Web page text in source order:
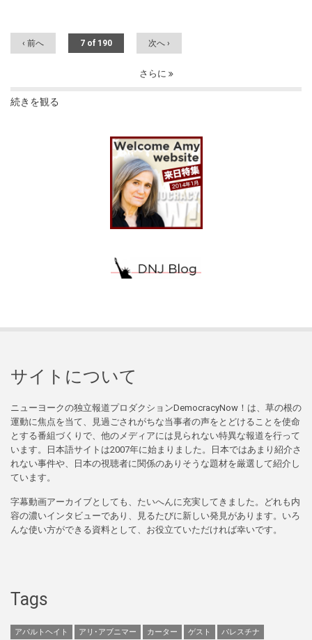
‹ 前へ 7 of 190 次へ ›
さらに
続きを観る
サイトについて
ニューヨークの独立報道プロダクションDemocracyNow！は、草の根の
運動に焦点を当て、見過ごされがちな当事者の声をとどけることを使命
とする番組づくりで、他のメディアには見られない特異な報道を行って
います。日本語サイトは2007年に始まりました。日本ではあまり紹介さ
れない事件や、日本の視聴者に関係のありそうな題材を厳選して紹介し
ています。
字幕動画アーカイブとしても、たいへんに充実してきました。どれも内
容の濃いインタビューであり、見るたびに新しい発見があります。いろ
んな使い方ができる資料として、お役立ていただければ幸いです。
Tags
アパルトヘイト アリ･アブニマー カーター ゲスト パレスチナ